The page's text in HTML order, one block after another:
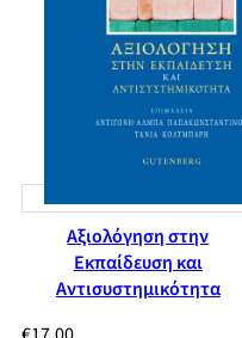
Αξιολόγηση στην
Εκπαίδευση και
Αντισυστημικότητα